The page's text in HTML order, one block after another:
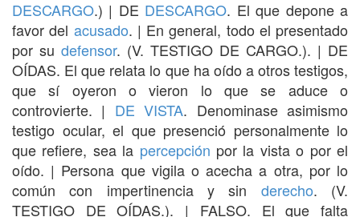
DESCARGO.) | DE DESCARGO. El que depone a
favor del acusado. | En general, todo el presentado
por su defensor. (V. TESTIGO DE CARGO.). | DE
OÍDAS. El que relata lo que ha oído a otros testigos,
que sí oyeron o vieron lo que se aduce o
controvierte. | DE VISTA. Denominase asimismo
testigo ocular, el que presenció personalmente lo
que refiere, sea la percepción por la vista o por el
oído. | Persona que vigila o acecha a otra, por lo
común con impertinencia y sin derecho. (V.
TESTIGO DE OÍDAS.). | FALSO. El que falta